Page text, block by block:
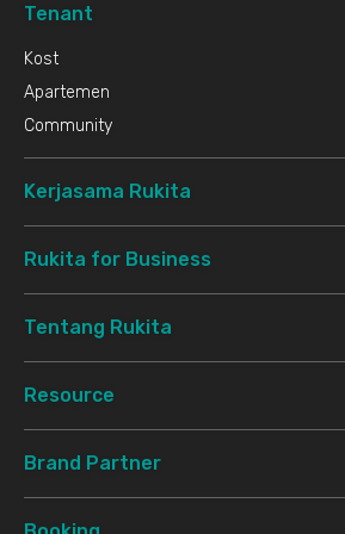
Tenant
Kost
Apartemen
Community
Kerjasama Rukita
Rukita for Business
Tentang Rukita
Resource
Brand Partner